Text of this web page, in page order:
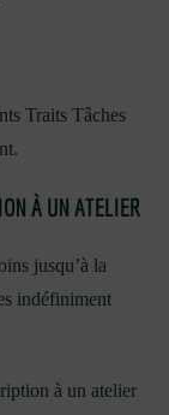
Traits Tâches
À UN ATELIER
jusqu’à la
indéfiniment
à un atelier